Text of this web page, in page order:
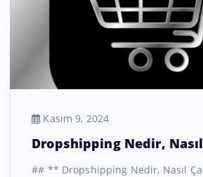
Kasım 9, 2024
Dropshipping Nedir, Nasıl
## ** Dropshipping Nedir, Nasıl